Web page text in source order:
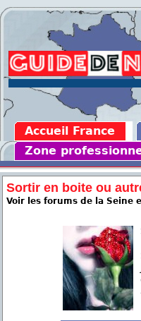
Accueil France
Zone
Sortir en boite ou
Voir les forums de la Seine